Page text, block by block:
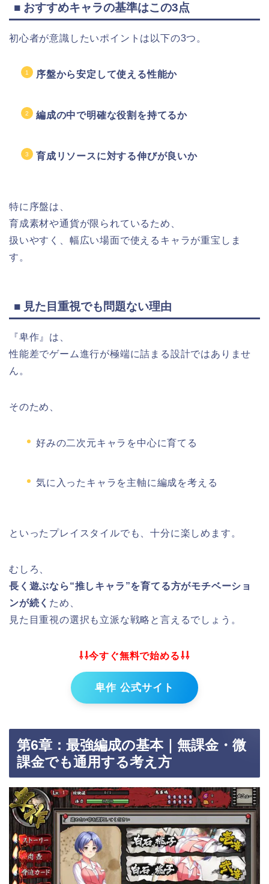
■ おすすめキャラの基準はこの3点
初心者が意識したいポイントは以下の3つ。
序盤から安定して使える性能か
編成の中で明確な役割を持てるか
育成リソースに対する伸びが良いか
特に序盤は、
育成素材や通貨が限られているため、
扱いやすく、幅広い場面で使えるキャラが重宝しま
す。
■ 見た目重視でも問題ない理由
『卑作』は、
性能差でゲーム進行が極端に詰まる設計ではありませ
ん。
そのため、
好みの二次元キャラを中心に育てる
気に入ったキャラを主軸に編成を考える
といったプレイスタイルでも、十分に楽しめます。
むしろ、
長く遊ぶなら“推しキャラ”を育てる方がモチベーショ
ンが続く ため、
見た目重視の選択も立派な戦略と言えるでしょう。
⇩⇩今すぐ無料で始める⇩⇩
卑作 公式サイト
第6章：最強編成の基本｜無課金・微
課金でも通用する考え方